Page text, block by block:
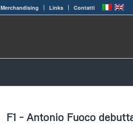
Merchandising Links Contatti
F1 – Antonio Fuoco